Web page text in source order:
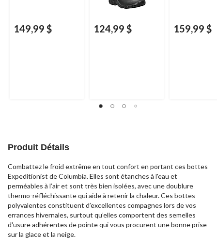
149,99 $ 124,99 $ 159,99 $
Produit Détails
Combattez le froid extrême en tout confort en portant ces bottes
Expeditionist de Columbia. Elles sont étanches à l'eau et
perméables à l’air et sont très bien isolées, avec une doublure
thermo-réfléchissante qui aide à retenir la chaleur. Ces bottes
polyvalentes constituent d’excellentes compagnes lors de vos
errances hivernales, surtout qu’elles comportent des semelles
d'usure adhérentes de pointe qui vous procurent une bonne prise
sur la glace et la neige.